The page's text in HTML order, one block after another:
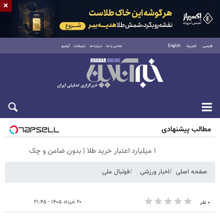
فارسی العربية English تماس با ما درباره ما تبلیغات آرشیو
شنبه ۱۷ مرداد ۱۴۰۵
مطالب پیشنهادی
۱ میلیارد اعتبار خرید طلا | بدون ضامن و چک
صفحه اصلی اخبار ورزشی فوتبال ملی
۰ نفر ۲۰ خرداد ۱۴۰۵ - ۲۱:۴۵
×